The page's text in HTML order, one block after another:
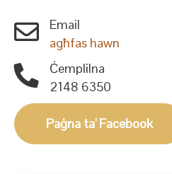
Email
agħfas hawn
Ċemplilna
2148 6350
Paġna ta' Facebook